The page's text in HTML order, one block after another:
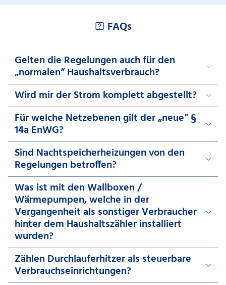
FAQs
Gelten die Regelungen auch für den
„normalen“ Haushaltsverbrauch?
Wird mir der Strom komplett abgestellt?
Für welche Netzebenen gilt der „neue“ §
14a EnWG?
Sind Nachtspeicherheizungen von den
Regelungen betroffen?
Was ist mit den Wallboxen /
Wärmepumpen, welche in der
Vergangenheit als sonstiger Verbraucher
hinter dem Haushaltszähler installiert
wurden?
Zählen Durchlauferhitzer als steuerbare
Verbrauchseinrichtungen?